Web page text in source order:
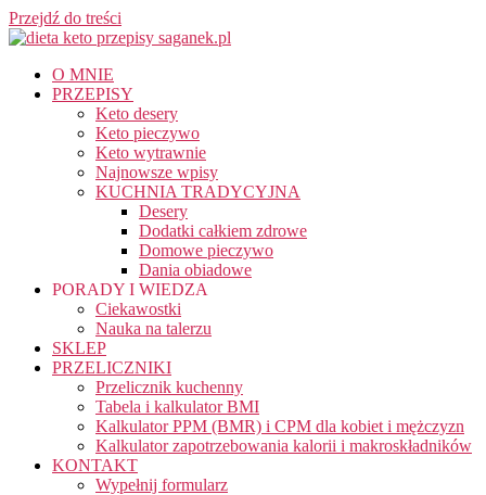
Przejdź do treści
O MNIE
PRZEPISY
Keto desery
Keto pieczywo
Keto wytrawnie
Najnowsze wpisy
KUCHNIA TRADYCYJNA
Desery
Dodatki całkiem zdrowe
Domowe pieczywo
Dania obiadowe
PORADY I WIEDZA
Ciekawostki
Nauka na talerzu
SKLEP
PRZELICZNIKI
Przelicznik kuchenny
Tabela i kalkulator BMI
Kalkulator PPM (BMR) i CPM dla kobiet i mężczyzn
Kalkulator zapotrzebowania kalorii i makroskładników
KONTAKT
Wypełnij formularz